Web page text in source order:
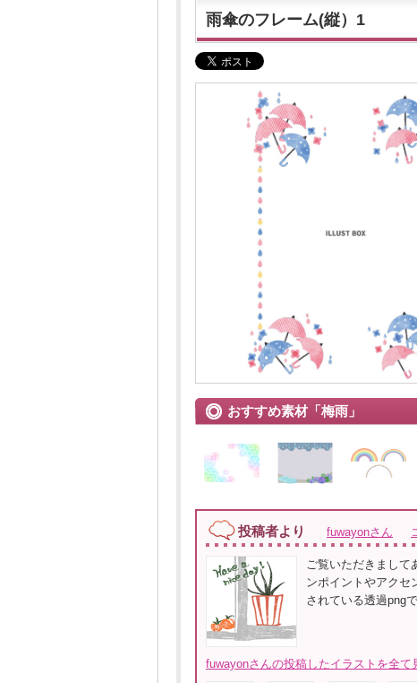
雨傘のフレーム(縦）1
おすすめ素材「梅雨」
投稿者より fuwayonさん
ご覧いただきまして
ンポイントやアクセ
されている透過png
fuwayonさんの投稿したイラストを全て